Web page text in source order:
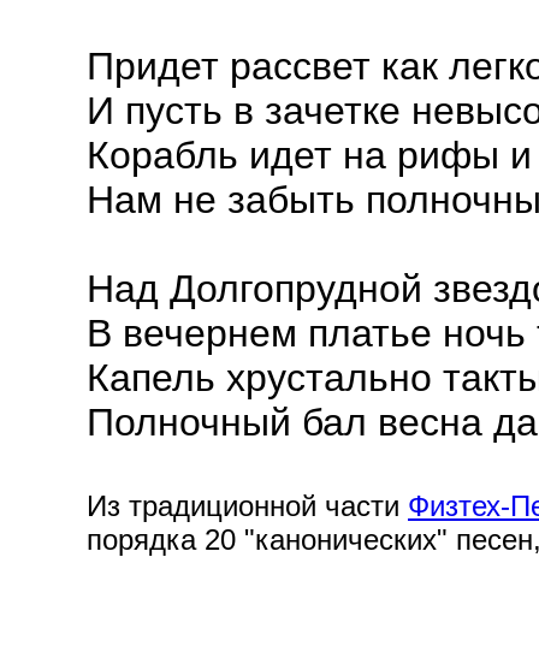
Придет рассвет как
И пусть в зачетке
Корабль идет на рифы
Нам не забыть
Над Долгопрудной
В вечернем платье ночь
Капель хрустально
Полночный бал весна
Из традиционной части Физтех-
порядка 20 "канонических"